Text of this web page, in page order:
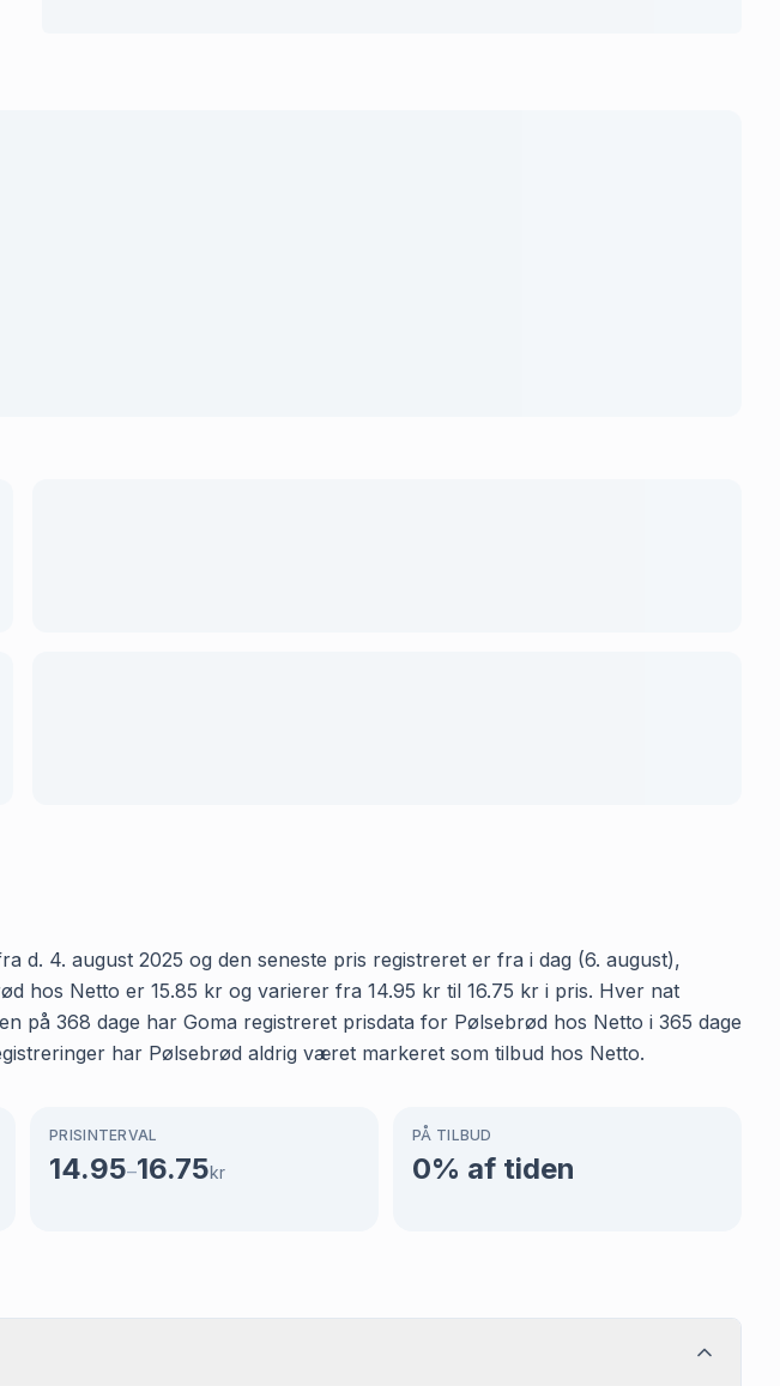
d. 4. august 2025 og den seneste pris registreret er fra i dag (6. august),
hos Netto er 15.85 kr og varierer fra 14.95 kr til 16.75 kr i pris. Hver nat
på 368 dage har Goma registreret prisdata for Pølsebrød hos Netto i 365 dage
har Pølsebrød aldrig været markeret som tilbud hos Netto.
PRISINTERVAL
14.95–16.75kr
PÅ TILBUD
0% af tiden